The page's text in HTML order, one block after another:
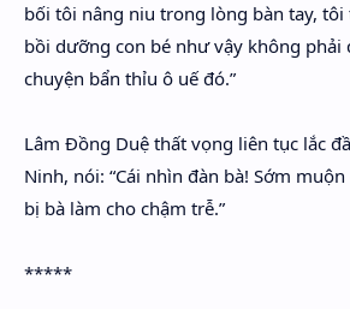
bối tôi nâng niu trong lòng bàn tay,
bồi dưỡng con bé như vậy không phải
chuyện bẩn thỉu ô uế đó.”
Lâm Đồng Duệ thất vọng liên tục lắc
Ninh, nói: “Cái nhìn đàn bà! Sớm
bị bà làm cho chậm trễ.”
*****